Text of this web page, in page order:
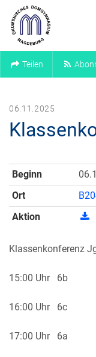
Teilen
06.11.2025
Beginn
Ort
Aktion
Klassenkonferenz
15:00 Uhr 6b
16:00 Uhr 6c
17:00 Uhr 6a